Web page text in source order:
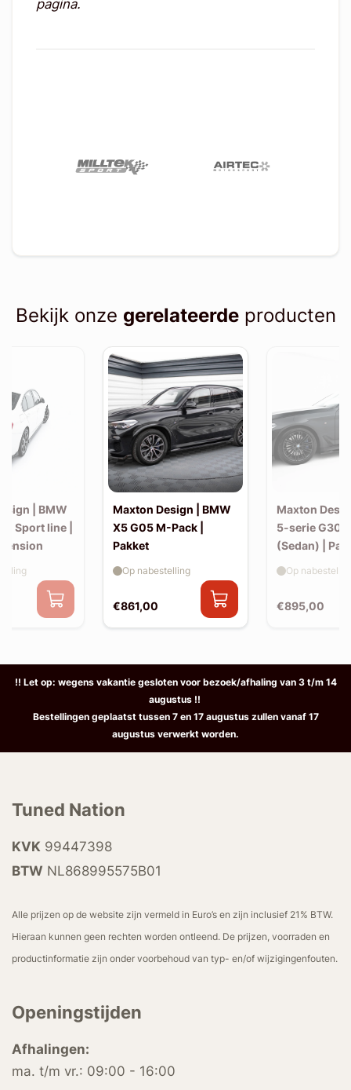
pagina.
Bekijk onze gerelateerdeproducten
| BMW
Sport line |
Maxton Design | BMW
X5 G05 M-Pack |
Pakket
€861,00
Op nabestelling
Maxton
5-serie G30
(Sedan) |
€895,00
Op
!! Let op: wegens vakantie gesloten voor bezoek/afhaling van 3 t/m 14
augustus !!
Bestellingen geplaatst tussen 7 en 17 augustus zullen vanaf 17
augustus verwerkt worden.
Tuned Nation
KVK 99447398
BTW NL868995575B01
Alle prijzen op de website zijn vermeld in Euro’s en zijn inclusief 21% BTW.
Hieraan kunnen geen rechten worden ontleend. De prijzen, voorraden en
productinformatie zijn onder voorbehoud van typ- en/of wijzigingenfouten.
Openingstijden
Afhalingen:
ma. t/m vr.: 09:00 - 16:00